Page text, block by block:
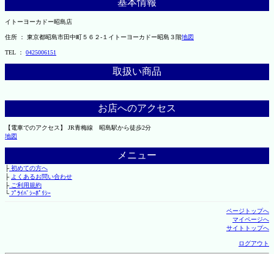
基本情報
イトーヨーカドー昭島店
住所 ： 東京都昭島市田中町５６２-１イトーヨーカドー昭島３階地図
TEL ： 0425006151
取扱い商品
お店へのアクセス
【電車でのアクセス】 JR青梅線 昭島駅から徒歩2分
地図
メニュー
├初めての方へ
├ よくあるお問い合わせ
├ご利用規約
└ﾌﾟﾗｲﾊﾞｼｰﾎﾟﾘｼｰ
ページトップへ
マイページへ
サイトトップへ
ログアウト